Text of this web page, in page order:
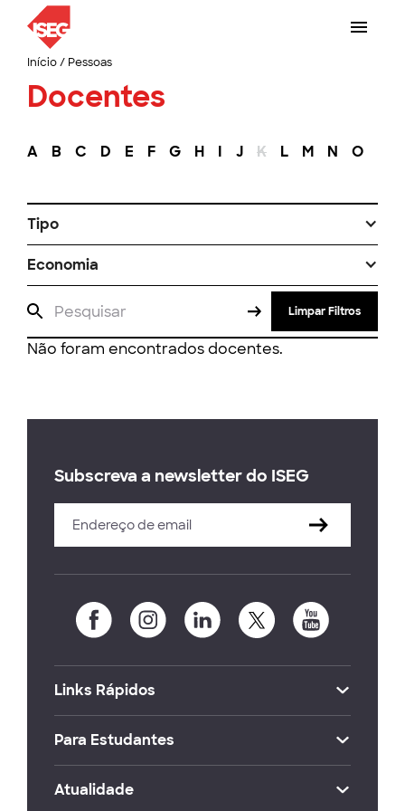
Início/ Pessoas
Docentes
A B C D E F G H I J K L M N O
Tipo
Economia
Limpar Filtros
Não foram encontrados docentes.
Subscreva a newsletter do ISEG
Links Rápidos
Para Estudantes
Atualidade